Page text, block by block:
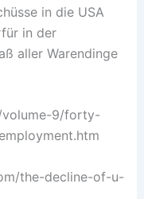
in die USA
in der
aller Warendinge
9/forty-
the-decline-of-u-